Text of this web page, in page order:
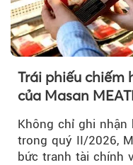
Trái phiếu chiếm
của Masan
Không chỉ ghi nhận
trong quý II/2026,
bức tranh tài chính